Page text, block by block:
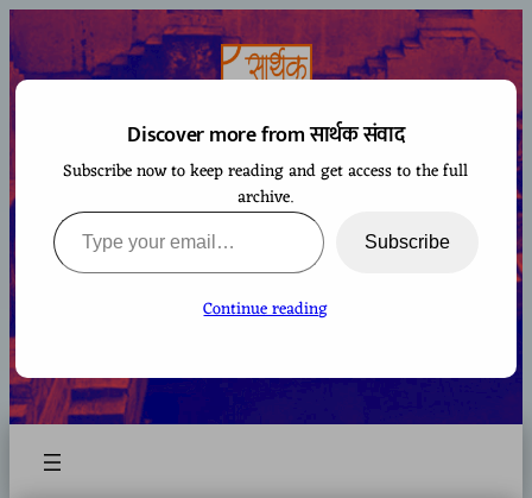
Skip
to
content
सार्थक संवाद
A space to gaze at the world from Bharatiya
Discover more from सार्थक संवाद
Subscribe now to keep reading and get access to the full
archive.
Type your email…
Subscribe
Continue reading